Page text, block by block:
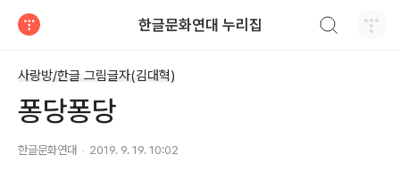
한글문화연대 누리집
사랑방/한글 그림글자(김대혁)
퐁당퐁당
한글문화연대 2019. 9. 19. 10:02